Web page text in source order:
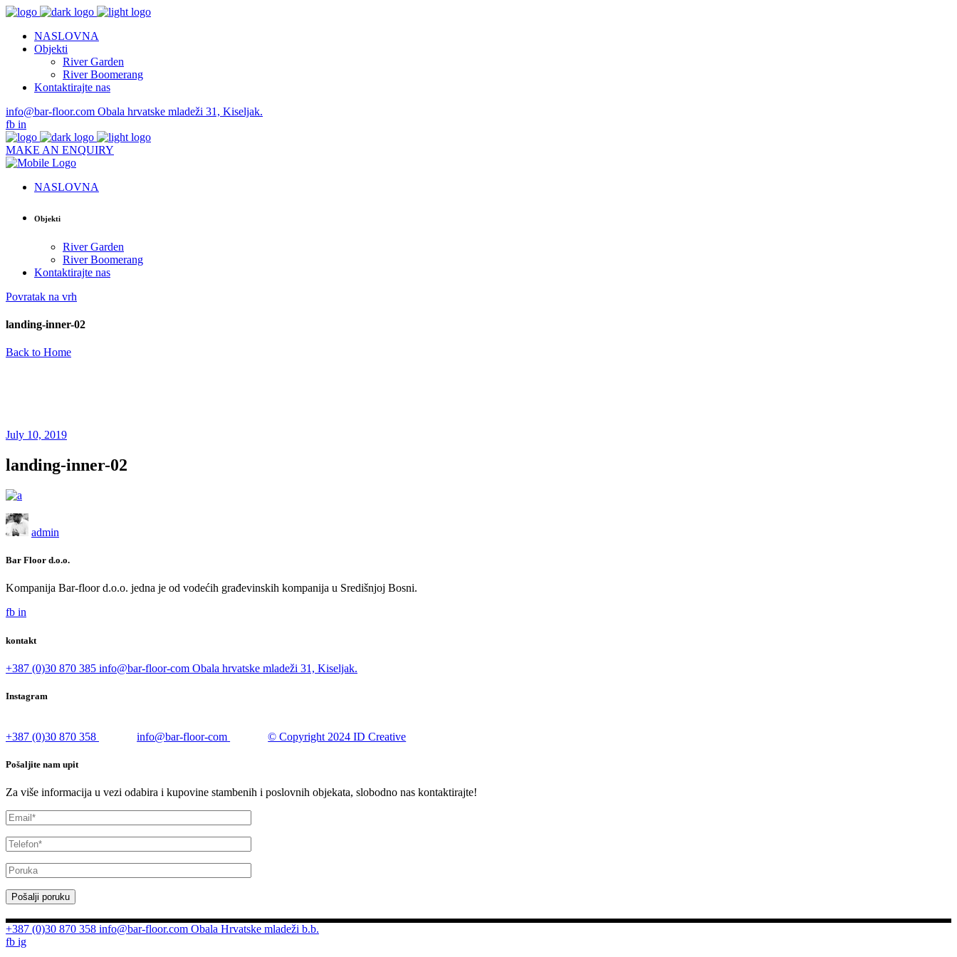
NASLOVNA
Objekti
River Garden
River Boomerang
Kontaktirajte nas
info@bar-floor.com Obala hrvatske mladeži 31, Kiseljak.
fb in
MAKE AN ENQUIRY
NASLOVNA
Objekti
River Garden
River Boomerang
Kontaktirajte nas
Povratak na vrh
landing-inner-02
Back to Home
July 10, 2019
landing-inner-02
admin
Bar Floor d.o.o.
Kompanija Bar-floor d.o.o. jedna je od vodećih građevinskih kompanija u Središnjoj Bosni.
fb in
kontakt
+387 (0)30 870 385 info@bar-floor-com Obala hrvatske mladeži 31, Kiseljak.
Instagram
+387 (0)30 870 358 info@bar-floor-com © Copyright 2024 ID Creative
Pošaljite nam upit
Za više informacija u vezi odabira i kupovine stambenih i poslovnih objekata, slobodno nas kontaktirajte!
Pošalji poruku
+387 (0)30 870 358 info@bar-floor.com Obala Hrvatske mladeži b.b.
fb ig